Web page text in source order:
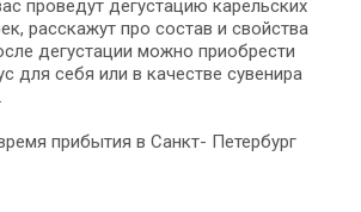
проведут дегустацию карельских
расскажут про состав и свойства
дегустации можно приобрести
для себя или в качестве сувенира
прибытия в Санкт- Петербург